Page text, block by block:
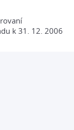
k 31. 12. 2006